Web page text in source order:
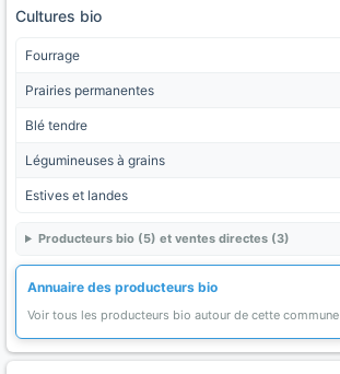
Cultures bio
Fourrage
Prairies permanentes
Blé tendre
Légumineuses à grains
Estives et landes
Producteurs bio (5) et ventes directes (3)
Annuaire des producteurs bio
Voir tous les producteurs bio autour de cette commune